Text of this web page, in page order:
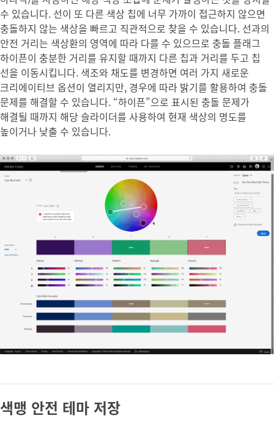
수 있습니다. 선이 또 다른 색상 칩에 너무 가까이 접근하지 않으면
충돌하지 않는 색상을 빠르고 직관적으로 찾을 수 있습니다. 선과의
안전 거리는 색상환의 영역에 따라 다를 수 있으므로 충돌 플래그
하이픈이 충분한 거리를 유지할 때까지 다른 칩과 거리를 두고 칩
선을 이동시킵니다. 색조와 채도를 변경하면 여러 가지 새로운
크리에이티브 옵션이 열리지만, 경우에 따라 밝기를 활용하여 충돌
문제를 해결할 수 있습니다. “하이픈”으로 표시된 충돌 문제가
해결될 때까지 해당 슬라이더를 사용하여 현재 색상의 명도를
높이거나 낮출 수 있습니다.
색맹 안전 테마 저장